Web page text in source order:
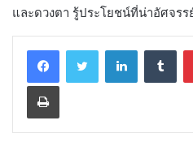
และดวงตา รู้ประโยชน์ที่น่าอัศจร
LinkedIn
Print